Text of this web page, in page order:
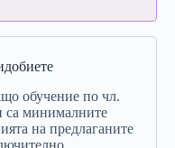
обучение по чл.
са минималните
на предлаганите